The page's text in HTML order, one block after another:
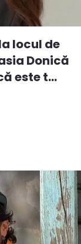
locul de
Donică
este t...